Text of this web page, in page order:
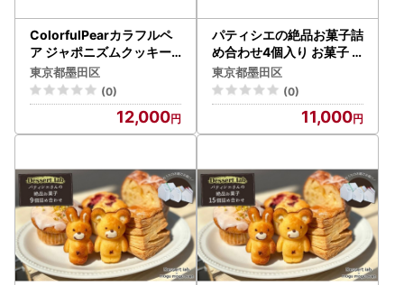
ColorfulPearカラフルペ
ア ジャポニズムクッキー
クッキー お菓子 洋菓子 焼
菓子 和三盆 抹茶 きなこ お
やつ スイーツ 手土産 ギフ
ト 墨田区 東京都
東京都墨田区
(0)
12,000
パティシエの絶品お菓子詰
め合わせ4個入り お菓子
焼菓子 手作り おやつ 詰合
せ 古民家カフェ 手土産 ギ
フト プレゼント 墨田区 東
東京都墨田区
(0)
11,000